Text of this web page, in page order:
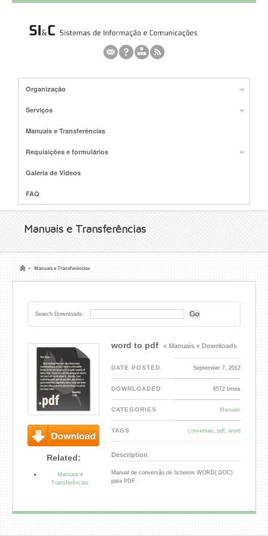
Organização
Serviços
Manuais e Transferências
Requisições e formulários
Galeria de Vídeos
FAQ
Manuais e Transferências
» Manuais e Transferências
Search Downloads:
Related:
Manuais e
Transferências
word to pdf « Manuais « Downloads
DATE POSTED September 7, 2012
DOWNLOADED 6572 times
CATEGORIES Manuais
TAGS conversao, pdf, word
Description
Manual de conversão de ficheiros WORD(.DOC)
para PDF